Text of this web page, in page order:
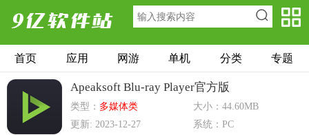
首页 应用 网游 单机 分类 专题
Apeaksoft Blu-ray Player官方版
类型： 多媒体类
大小：44.60MB
更新: 2023-12-27
系统：PC